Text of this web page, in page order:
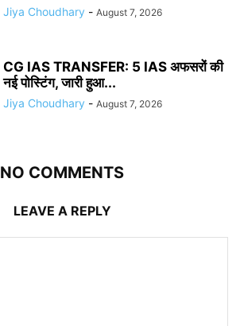
Jiya Choudhary - August 7, 2026
CG IAS TRANSFER: 5 IAS अफसरों की
नई पोस्टिंग, जारी हुआ...
Jiya Choudhary - August 7, 2026
NO COMMENTS
LEAVE A REPLY